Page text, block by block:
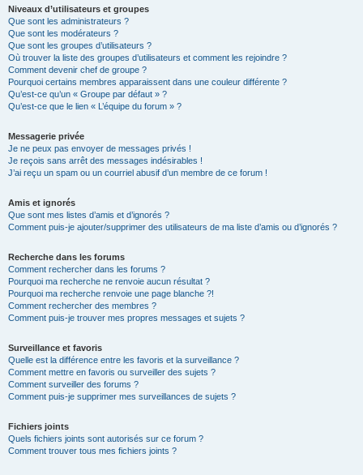
Niveaux d’utilisateurs et groupes
Que sont les administrateurs ?
Que sont les modérateurs ?
Que sont les groupes d’utilisateurs ?
Où trouver la liste des groupes d’utilisateurs et comment les rejoindre ?
Comment devenir chef de groupe ?
Pourquoi certains membres apparaissent dans une couleur différente ?
Qu’est-ce qu’un « Groupe par défaut » ?
Qu’est-ce que le lien « L’équipe du forum » ?
Messagerie privée
Je ne peux pas envoyer de messages privés !
Je reçois sans arrêt des messages indésirables !
J’ai reçu un spam ou un courriel abusif d’un membre de ce forum !
Amis et ignorés
Que sont mes listes d’amis et d’ignorés ?
Comment puis-je ajouter/supprimer des utilisateurs de ma liste d’amis ou d’ignorés ?
Recherche dans les forums
Comment rechercher dans les forums ?
Pourquoi ma recherche ne renvoie aucun résultat ?
Pourquoi ma recherche renvoie une page blanche ?!
Comment rechercher des membres ?
Comment puis-je trouver mes propres messages et sujets ?
Surveillance et favoris
Quelle est la différence entre les favoris et la surveillance ?
Comment mettre en favoris ou surveiller des sujets ?
Comment surveiller des forums ?
Comment puis-je supprimer mes surveillances de sujets ?
Fichiers joints
Quels fichiers joints sont autorisés sur ce forum ?
Comment trouver tous mes fichiers joints ?